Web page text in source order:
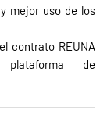
mejor uso de los
contrato REUNA
plataforma de